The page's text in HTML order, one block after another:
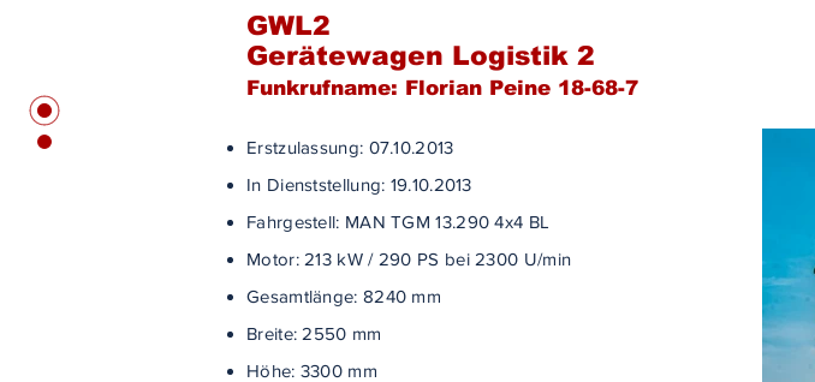
GWL2
Gerätewagen Logistik 2
Funkrufname: Florian Peine 18-68-7
Erstzulassung: 07.10.2013
In Dienststellung: 19.10.2013
Fahrgestell: MAN TGM 13.290 4x4 BL
Motor: 213 kW / 290 PS bei 2300 U/min
Gesamtlänge: 8240 mm
Breite: 2550 mm
Höhe: 3300 mm